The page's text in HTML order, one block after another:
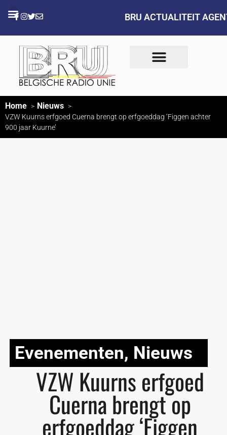
BRU ACTUALITEIT
Home Nieuws
VZW Kuurns erfgoed Cuerna brengt op erfgoeddag ‘Figgen achter
900 jaar Kuurne’
Evenementen, Nieuws
VZW Kuurns erfgoed
Cuerna brengt op
erfgoeddag ‘Figgen